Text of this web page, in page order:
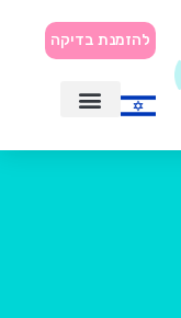
להזמנת בדיקה